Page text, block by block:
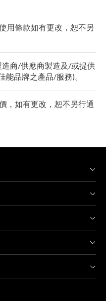
用條款如有更改，恕不另
商/供應商製造及/或提供
能品牌之產品/服務)。
，如有更改，恕不另行通